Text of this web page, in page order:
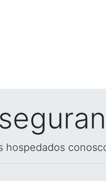
hospedados